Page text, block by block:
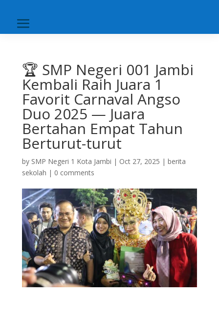
🏆 SMP Negeri 001 Jambi
Kembali Raih Juara 1
Favorit Carnaval Angso
Duo 2025 — Juara
Bertahan Empat Tahun
Berturut-turut
by SMP Negeri 1 Kota Jambi | Oct 27, 2025 | berita
sekolah | 0 comments